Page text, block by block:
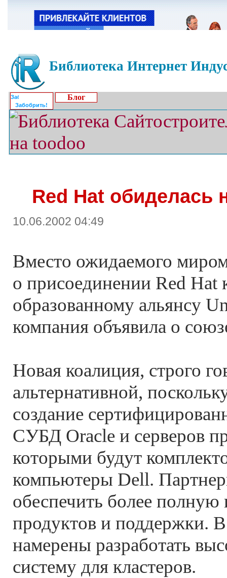
Библиотека Интернет
Забобрить!
Блог
Red Hat обиделась
10.06.2002 04:49
Вместо ожидаемого
о присоединении Red Hat
образованному альянсу
компания объявила о
Новая коалиция, строго
альтернативной,
создание
СУБД Oracle и серверов
которыми будут
компьютеры Dell.
обеспечить более
продуктов и поддержки.
намерены разработать
систему для кластеров.